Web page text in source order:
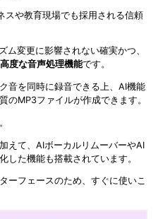
スや教育現場でも採用される信頼
ム変更に影響されない確実かつ、
度な音声処理機能です。
音を同時に録音できる上、AI機能
のMP3ファイルが作成できます。
えて、AIボーカルリムーバーやAI
した機能も搭載されています。
ーフェースのため、すぐに使いこ